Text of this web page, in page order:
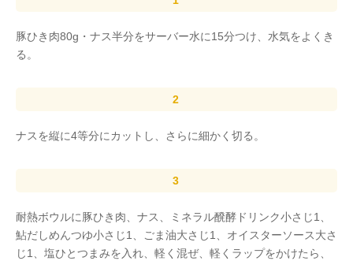
豚ひき肉80g・ナス半分をサーバー水に15分つけ、水気をよくき
る。
ナスを縦に4等分にカットし、さらに細かく切る。
耐熱ボウルに豚ひき肉、ナス、ミネラル醗酵ドリンク小さじ1、
鮎だしめんつゆ小さじ1、ごま油大さじ1、オイスターソース大さ
じ1、塩ひとつまみを入れ、軽く混ぜ、軽くラップをかけたら、